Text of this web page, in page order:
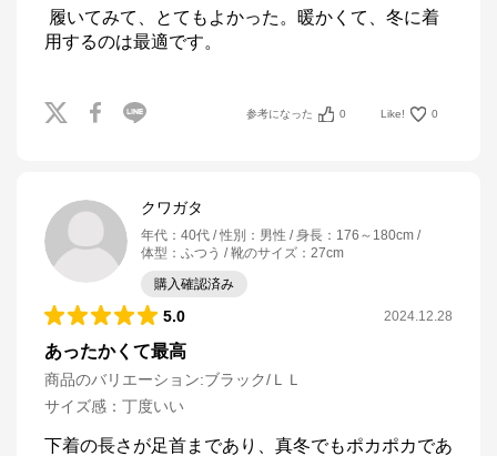
用するのは最適です。
参考になった 0 Like! 0
クワガタ
年代 ： 40代 性別 ： 男性 身長 ： 176～180cm
体型 ： ふつう 靴のサイズ ： 27cm
購入確認済み
5.0 2024.12.28
あったかくて最高
商品のバリエーション:ブラック/ＬＬ
サイズ感 ： 丁度いい
下着の長さが足首まであり、真冬でもポカポカであ